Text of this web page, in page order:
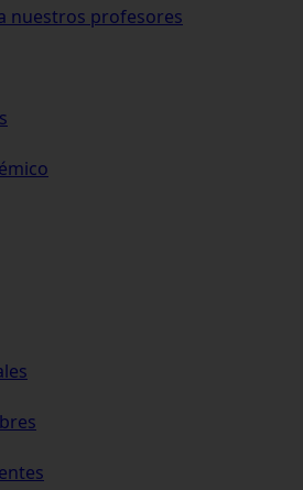
nuestros profesores